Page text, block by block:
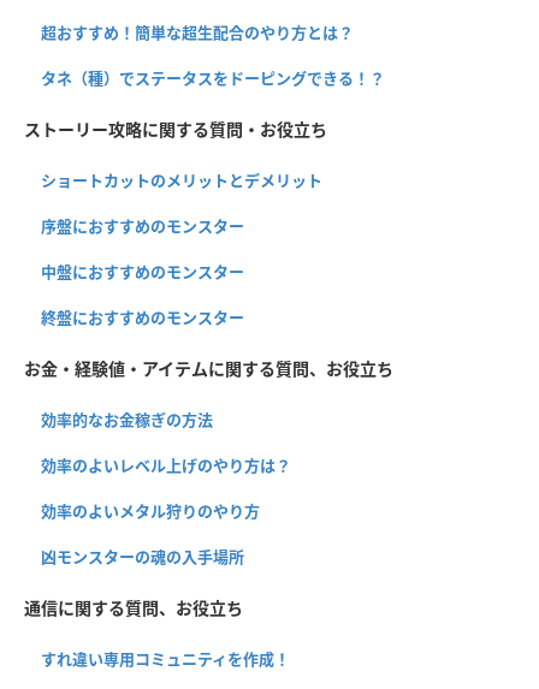
超おすすめ！簡単な超生配合のやり方とは？
タネ（種）でステータスをドーピングできる！？
ストーリー攻略に関する質問・お役立ち
ショートカットのメリットとデメリット
序盤におすすめのモンスター
中盤におすすめのモンスター
終盤におすすめのモンスター
お金・経験値・アイテムに関する質問、お役立ち
効率的なお金稼ぎの方法
効率のよいレベル上げのやり方は？
効率のよいメタル狩りのやり方
凶モンスターの魂の入手場所
通信に関する質問、お役立ち
すれ違い専用コミュニティを作成！